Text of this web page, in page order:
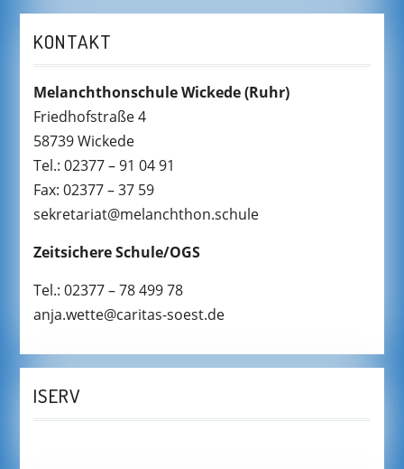
KONTAKT
Melanchthonschule Wickede(Ruhr)
Friedhofstraße 4
58739 Wickede
Tel.: 02377 – 91 04 91
Fax: 02377 – 37 59
sekretariat@melanchthon.schule
Zeitsichere Schule/OGS
Tel.: 02377 – 78 499 78
anja.wette@caritas-soest.de
ISERV